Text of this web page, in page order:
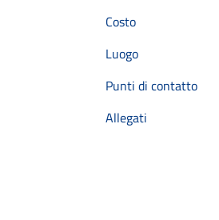
Costo
Luogo
Punti di contatto
Allegati